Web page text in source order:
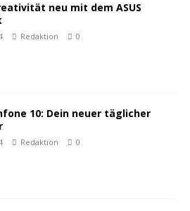
neu mit dem ASUS
Redaktion 0
10: Dein neuer täglicher
Redaktion 0